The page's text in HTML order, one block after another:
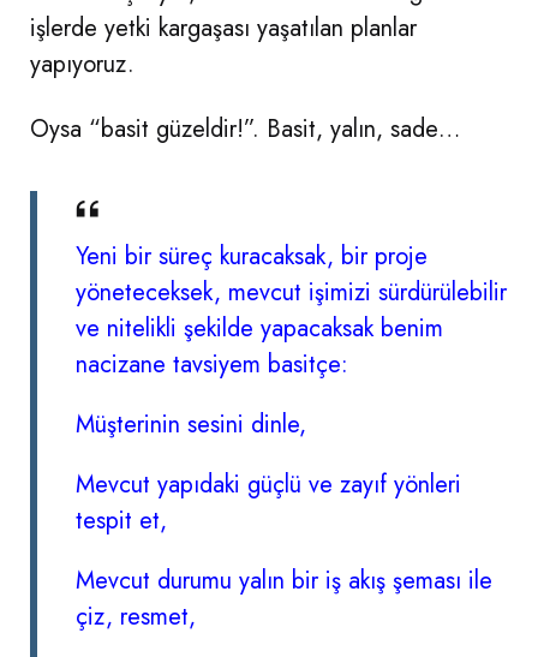
işlerde yetki kargaşası yaşatılan planlar
yapıyoruz.
Oysa “basit güzeldir!”. Basit, yalın, sade…
Yeni bir süreç kuracaksak, bir proje
yöneteceksek, mevcut işimizi sürdürülebilir
ve nitelikli şekilde yapacaksak benim
nacizane tavsiyem basitçe:
Müşterinin sesini dinle,
Mevcut yapıdaki güçlü ve zayıf yönleri
tespit et,
Mevcut durumu yalın bir iş akış şeması ile
çiz, resmet,